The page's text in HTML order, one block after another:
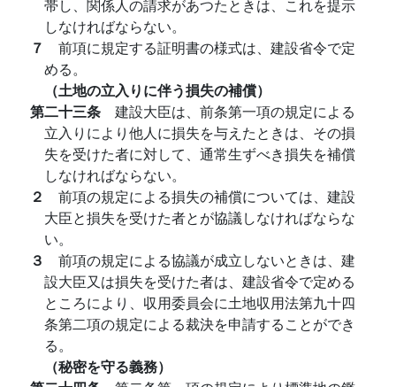
帯し、関係人の請求があつたときは、これを提示
しなければならない。
７ 前項に規定する証明書の様式は、建設省令で定
める。
（土地の立入りに伴う損失の補償）
第二十三条 建設大臣は、前条第一項の規定による
立入りにより他人に損失を与えたときは、その損
失を受けた者に対して、通常生ずべき損失を補償
しなければならない。
２ 前項の規定による損失の補償については、建設
大臣と損失を受けた者とが協議しなければならな
い。
３ 前項の規定による協議が成立しないときは、建
設大臣又は損失を受けた者は、建設省令で定める
ところにより、収用委員会に土地収用法第九十四
条第二項の規定による裁決を申請することができ
る。
（秘密を守る義務）